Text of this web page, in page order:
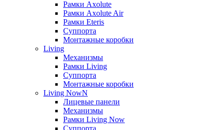
Рамки Axolute
Рамки Axolute Air
Рамки Eteris
Суппорта
Монтажные коробки
Living
Механизмы
Рамки Living
Суппорта
Монтажные коробки
Living NowN
Лицевые панели
Механизмы
Рамки Living Now
Суппорта